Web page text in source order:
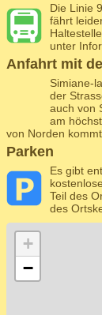
Die Linie
fährt
unter
Anfahrt mit
Simiane-
der
auch von
am
von Norden
Parken
Es gibt
Teil des
des
+
−